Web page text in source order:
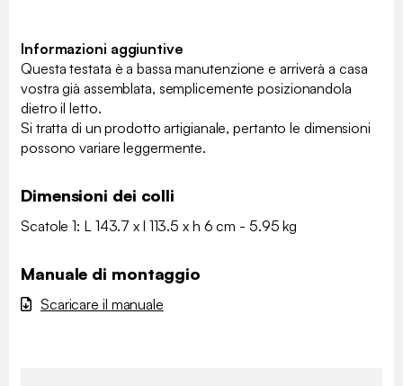
Informazioni aggiuntive
Questa testata è a bassa manutenzione e arriverà a casa
vostra già assemblata, semplicemente posizionandola
dietro il letto.
Si tratta di un prodotto artigianale, pertanto le dimensioni
possono variare leggermente.
Dimensioni dei colli
Scatole 1: L 143.7 x l 113.5 x h 6 cm - 5.95 kg
Manuale di montaggio
Scaricare il manuale